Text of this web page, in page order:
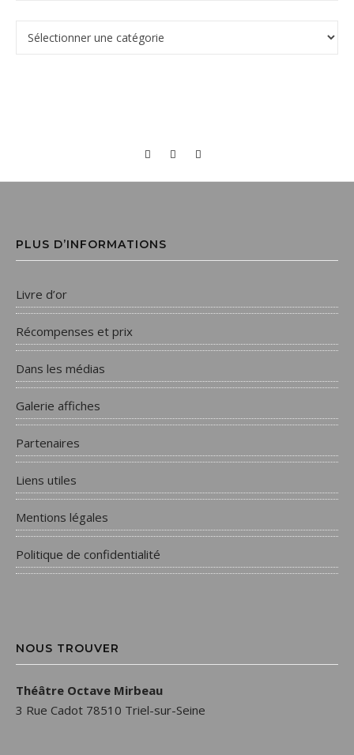
PLUS D’INFORMATIONS
Livre d’or
Récompenses et prix
Dans les médias
Galerie affiches
Partenaires
Liens utiles
Mentions légales
Politique de confidentialité
NOUS TROUVER
Théâtre Octave Mirbeau
3 Rue Cadot 78510 Triel-sur-Seine